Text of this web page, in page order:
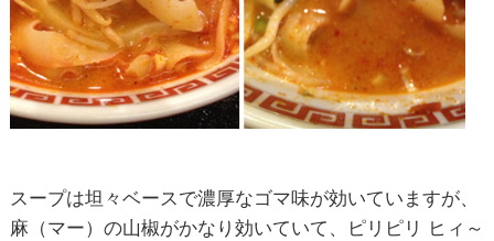
スープは坦々ベースで濃厚なゴマ味が効いていますが、
麻（マー）の山椒がかなり効いていて、ピリピリ ヒィ～